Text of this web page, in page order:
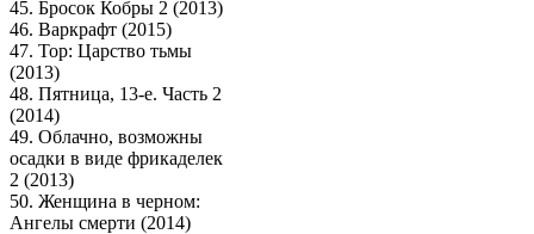
45. Бросок Кобры 2 (2013)
46. Варкрафт (2015)
47. Тор: Царство тьмы
(2013)
48. Пятница, 13-е. Часть 2
(2014)
49. Облачно, возможны
осадки в виде фрикаделек
2 (2013)
50. Женщина в черном:
Ангелы смерти (2014)